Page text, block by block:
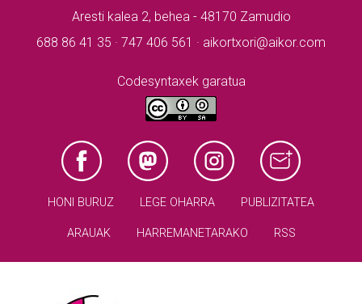
Aresti kalea 2, behea - 48170 Zamudio
688 86 41 35 · 747 406 561 · aikortxori@aikor.com
Codesyntaxek garatua
HONI BURUZ LEGE OHARRA PUBLIZITATEA
ARAUAK HARREMANETARAKO RSS